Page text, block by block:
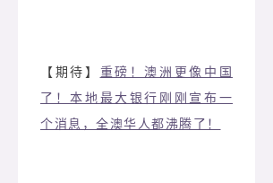
【期待】 重磅！澳洲更像中国
了！本地最大银行刚刚宣布一
个消息，全澳华人都沸腾了！